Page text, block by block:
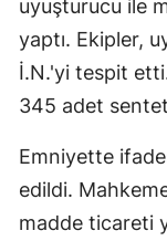
uyuşturucu ile
yaptı. Ekipler,
İ.N.'yi tespit
345 adet
Emniyette
edildi.
madde ticareti